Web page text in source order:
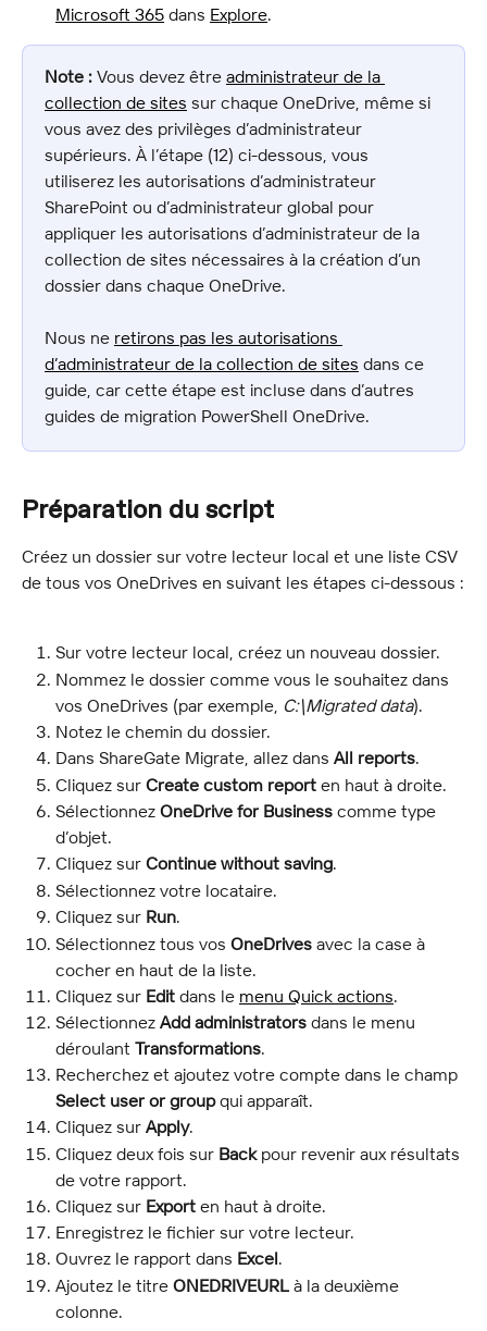
Microsoft 365 dans Explore.
Note : Vous devez être administrateur de la
collection de sites sur chaque OneDrive, même si
vous avez des privilèges d’administrateur
supérieurs. À l’étape (12) ci-dessous, vous
utiliserez les autorisations d’administrateur
SharePoint ou d’administrateur global pour
appliquer les autorisations d’administrateur de la
collection de sites nécessaires à la création d’un
dossier dans chaque OneDrive.
Nous ne retirons pas les autorisations
d’administrateur de la collection de sites dans ce
guide, car cette étape est incluse dans d’autres
guides de migration PowerShell OneDrive.
Préparation du script
Créez un dossier sur votre lecteur local et une liste CSV
de tous vos OneDrives en suivant les étapes ci-dessous :
Sur votre lecteur local, créez un nouveau dossier.
Nommez le dossier comme vous le souhaitez dans
vos OneDrives (par exemple, C:\Migrated data).
Notez le chemin du dossier.
Dans ShareGate Migrate, allez dans All reports.
Cliquez sur Create custom report en haut à droite.
Sélectionnez OneDrive for Business comme type
d’objet.
Cliquez sur Continue without saving.
Sélectionnez votre locataire.
Cliquez sur Run.
Sélectionnez tous vos OneDrives avec la case à
cocher en haut de la liste.
Cliquez sur Edit dans le menu Quick actions.
Sélectionnez Add administrators dans le menu
déroulant Transformations.
Recherchez et ajoutez votre compte dans le champ
Select user or group qui apparaît.
Cliquez sur Apply.
Cliquez deux fois sur Back pour revenir aux résultats
de votre rapport.
Cliquez sur Export en haut à droite.
Enregistrez le fichier sur votre lecteur.
Ouvrez le rapport dans Excel.
Ajoutez le titre ONEDRIVEURL à la deuxième
colonne.